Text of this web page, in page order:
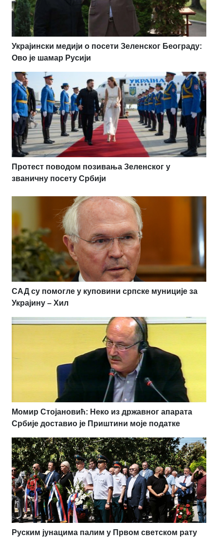
Украјински медији о посети Зеленског Београду:
Ово је шамар Русији
Протест поводом позивања Зеленског у
званичну посету Србији
САД су помогле у куповини српске муниције за
Украјину – Хил
Момир Стојановић: Неко из државног апарата
Србије доставио је Приштини моје податке
Руским јунацима палим у Првом светском рату